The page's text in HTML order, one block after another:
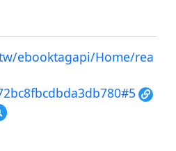
ebooktagapi/Home/rea
預
覽